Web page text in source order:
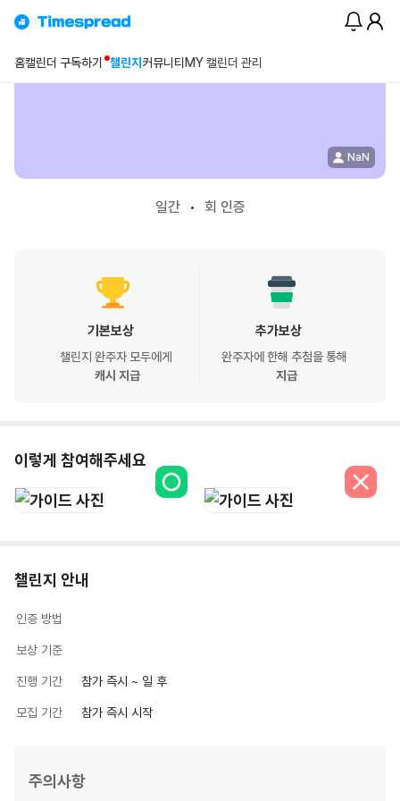
홈캘린더 구독하기 챌린지커뮤니티MY 캘린더 관리
챌린지>
NaN
일간 회 인증
기본보상
챌린지 완주자 모두에게
캐시 지급
추가보상
완주자에 한해 추첨을 통해
지급
이렇게 참여해주세요
챌린지 안내
인증 방법
보상 기준
진행 기간 참가 즉시 ~ 일 후
모집 기간 참가 즉시 시작
주의사항